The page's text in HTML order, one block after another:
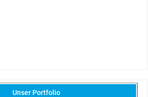
Unser Portfolio